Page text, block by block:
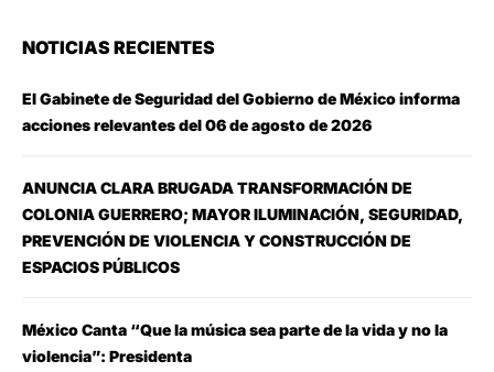
NOTICIAS RECIENTES
El Gabinete de Seguridad del Gobierno de México informa
acciones relevantes del 06 de agosto de 2026
ANUNCIA CLARA BRUGADA TRANSFORMACIÓN DE
COLONIA GUERRERO; MAYOR ILUMINACIÓN, SEGURIDAD,
PREVENCIÓN DE VIOLENCIA Y CONSTRUCCIÓN DE
ESPACIOS PÚBLICOS
México Canta “Que la música sea parte de la vida y no la
violencia”: Presidenta